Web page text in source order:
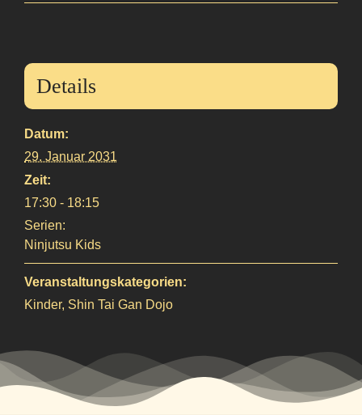
Details
Datum:
29. Januar 2031
Zeit:
17:30 - 18:15
Serien:
Ninjutsu Kids
Veranstaltungskategorien:
Kinder, Shin Tai Gan Dojo